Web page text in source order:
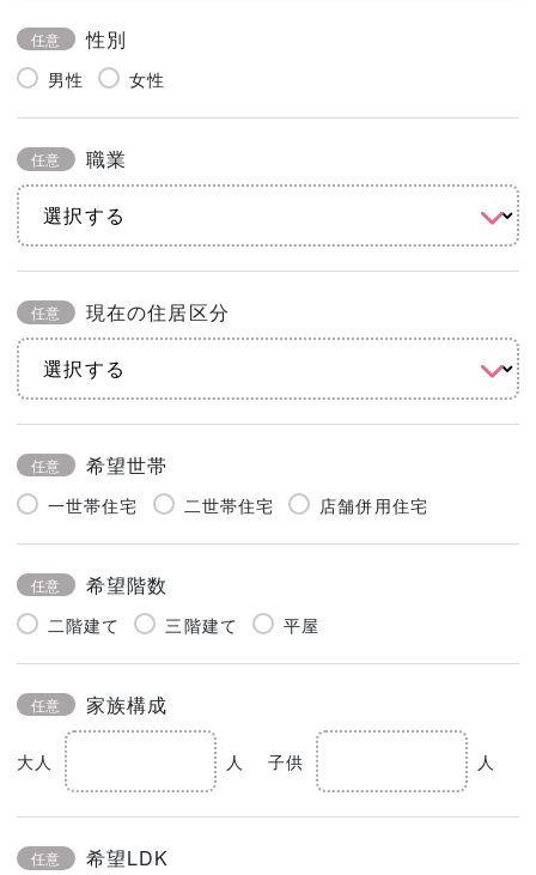
任意 性別
男性 女性
任意 職業
任意 現在の住居区分
任意 希望世帯
一世帯住宅 二世帯住宅 店舗併用住宅
任意 希望階数
二階建て 三階建て 平屋
任意 家族構成
大人 人 子供 人
任意 希望LDK